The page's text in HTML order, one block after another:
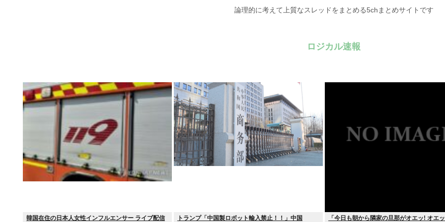
論理的に考えて上質なスレッドをまとめる5chまとめサイトです
ロジカル速報
韓国在住の日本人女性インフルエンサー ライブ配信 トランプ「中国製ロボット輸入禁止！！」中国 「今日も朝から隣家の旦那がオエッ! オエ